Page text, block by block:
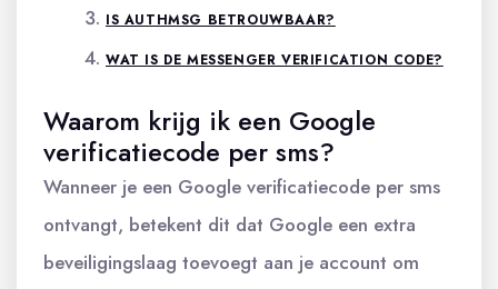
IS AUTHMSG BETROUWBAAR?
WAT IS DE MESSENGER VERIFICATION CODE?
Waarom krijg ik een Google
verificatiecode per sms?
Wanneer je een Google verificatiecode per sms
ontvangt, betekent dit dat Google een extra
beveiligingslaag toevoegt aan je account om